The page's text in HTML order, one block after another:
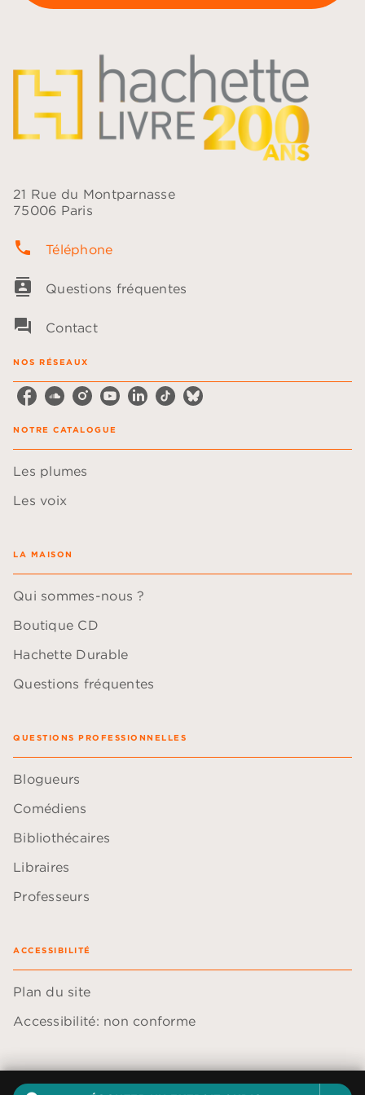
21 Rue du Montparnasse
75006 Paris
phone Téléphone
contacts Questions fréquentes
question_answer Contact
NOS RÉSEAUX
NOTRE CATALOGUE
Les plumes
Les voix
LA MAISON
Qui sommes-nous ?
Boutique CD
Hachette Durable
Questions fréquentes
QUESTIONS PROFESSIONNELLES
Blogueurs
Comédiens
Bibliothécaires
Libraires
Professeurs
ACCESSIBILITÉ
Plan du site
Accessibilité: non conforme